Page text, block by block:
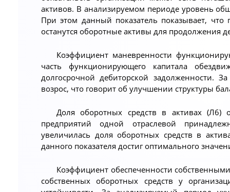
активов. В анализируемом периоде уровень
При этом данный показатель показывает, что
останутся оборотные активы для продолжения
Коэффициент маневренности
часть функционирующего капитала
долгосрочной дебиторской задолженности.
возрос, что говорит об улучшении структуры
Доля оборотных средств в активах (Л6)
предприятий одной отраслевой
увеличилась доля оборотных средств в
данного показателя достиг оптимального
Коэффициент обеспеченности
собственных оборотных средств у